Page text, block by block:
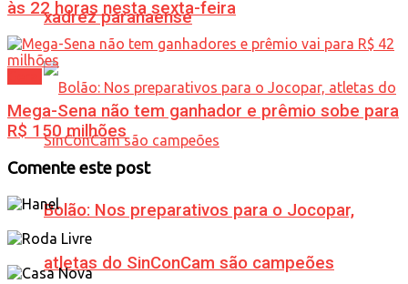
xadrez paranaense
Bolão: Nos preparativos para o Jocopar,
atletas do SinConCam são campeões
às 22 horas nesta sexta-feira
Mega-Sena não tem ganhador e prêmio sobe para
R$ 150 milhões
Comente este post